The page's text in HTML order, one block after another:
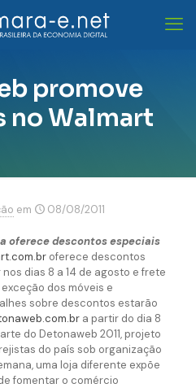
promove
no Walmart
em 08/08/2011
oferece descontos especiais
oferece descontos
dias 8 a 14 de agosto e frete
dos móveis e
sobre descontos estarão
a partir do dia 8
do Detonaweb 2011, projeto
do país sob organização
uma loja diferente expõe
fomentar o comércio